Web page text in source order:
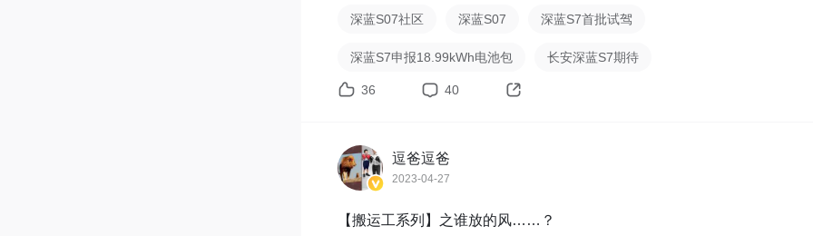
深蓝S07社区 深蓝S07 深蓝S7首批试驾
深蓝S7申报18.99kWh电池包 长安深蓝S7期待
36 40
逗爸逗爸
2023-04-27
【搬运工系列】之谁放的风……？